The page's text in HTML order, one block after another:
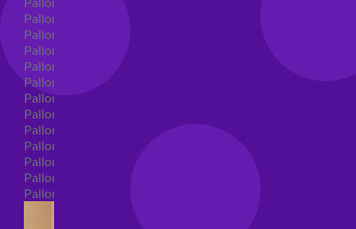
Palloncini laurea super shape
Palloncini compleanno super shape
Palloncini 18 anni super shape
Palloncini 30 anni super shape
Palloncini Altre ricorrenze super shape
Palloncini 40 anni super shape
Palloncini Animali super shape
Palloncini 50 anni super shape
Palloncini 60/70/80/90/100 anni super shape
Palloncini matrimonio super shape
Palloncini anniversario super shape
Palloncini generici super shape